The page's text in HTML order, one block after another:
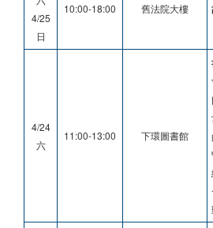
4/25
日
10:00-18:00 舊法院大樓
4/24
六
11:00-13:00 下環圖書館